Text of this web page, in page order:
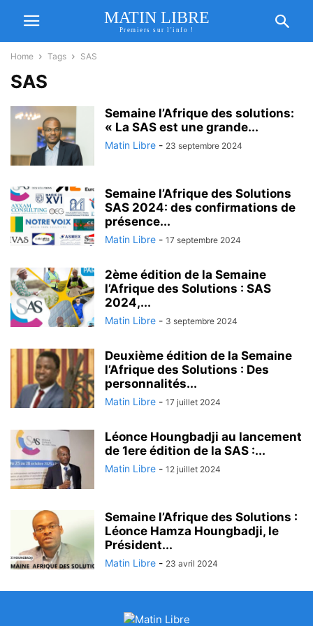
MATIN LIBRE
Premiers sur l'info !
Home Tags SAS
SAS
Semaine l’Afrique des solutions:
« La SAS est une grande...
Matin Libre - 23 septembre 2024
Semaine l’Afrique des Solutions
SAS 2024: des confirmations de
présence...
Matin Libre - 17 septembre 2024
2ème édition de la Semaine
l’Afrique des Solutions : SAS
2024,...
Matin Libre - 3 septembre 2024
Deuxième édition de la Semaine
l’Afrique des Solutions : Des
personnalités...
Matin Libre - 17 juillet 2024
Léonce Houngbadji au lancement
de 1ere édition de la SAS :...
Matin Libre - 12 juillet 2024
Semaine l’Afrique des Solutions :
Léonce Hamza Houngbadji, le
Président...
Matin Libre - 23 avril 2024